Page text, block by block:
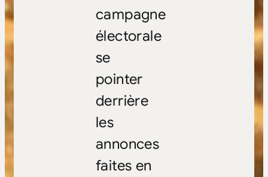
campagne
électorale
se
pointer
derrière
les
annonces
faites en